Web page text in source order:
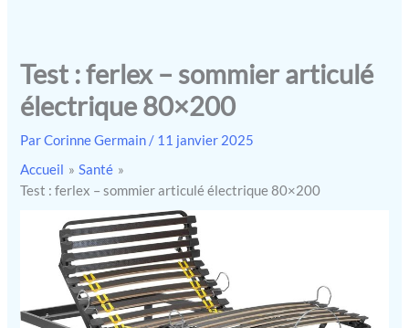
Test : ferlex – sommier articulé
électrique 80×200
ParCorinne Germain / 11 janvier 2025
Accueil
Santé
Test : ferlex – sommier articulé électrique 80×200